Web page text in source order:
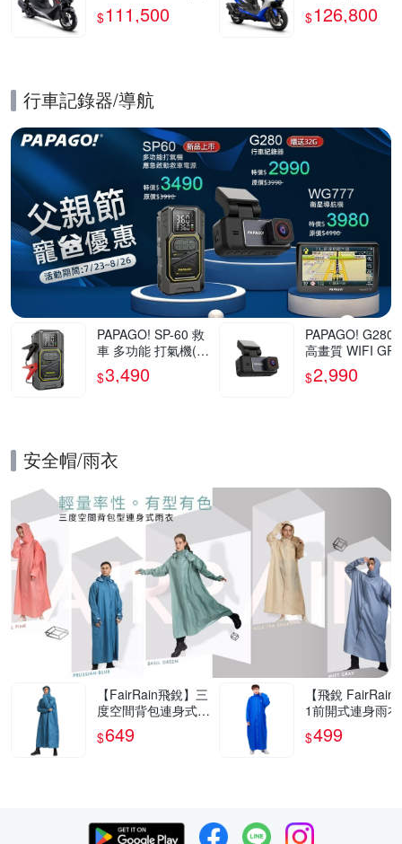
$111,500
$126,800
行車記錄器/導航
PAPAGO! SP-60 救
車 多功能 打氣機(救
急啟動/快速打氣/應
急照明)
$3,490
PAPAGO! G280
高畫質 WIFI
速提醒 行車紀錄
$2,990
安全帽/雨衣
【FairRain飛銳】三
度空間背包連身式雨
衣
$649
【飛銳 FairRain
1前開式連身雨衣
$499